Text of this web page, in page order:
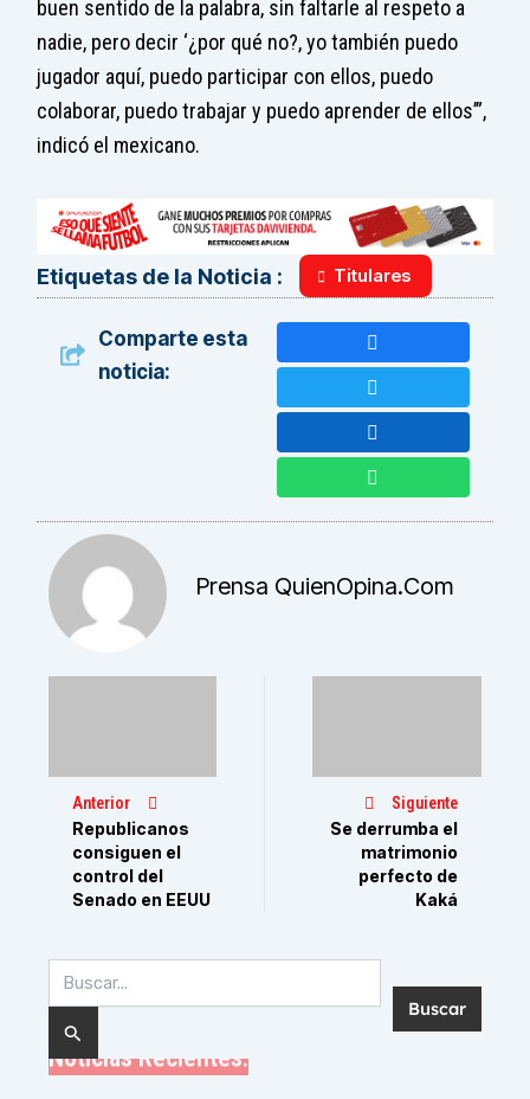
buen sentido de la palabra, sin faltarle al respeto a
nadie, pero decir ‘¿por qué no?, yo también puedo
jugador aquí, puedo participar con ellos, puedo
colaborar, puedo trabajar y puedo aprender de ellos’”,
indicó el mexicano.
Etiquetas de la Noticia : Titulares
Comparte esta
noticia:
Prensa QuienOpina.com
Anterior
Republicanos
consiguen el
control del
Senado en EEUU
Siguiente
Se derrumba el
matrimonio
perfecto de
Kaká
por:
Noticias Recientes: